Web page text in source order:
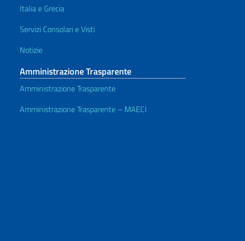
Italia e Grecia
Servizi Consolari e Visti
Notizie
Amministrazione Trasparente
Amministrazione Trasparente
Amministrazione Trasparente – MAECI